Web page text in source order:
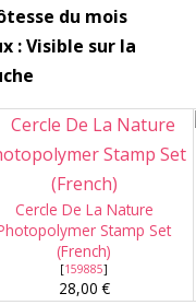
du mois
: Visible sur la
Cercle De La Nature
Stamp Set
(French)
[159885]
28,00 €